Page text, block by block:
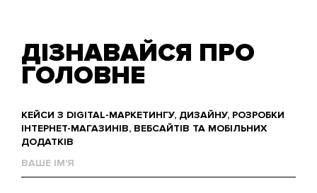
ДІЗНАВАЙСЯ ПРО
ГОЛОВНЕ
КЕЙСИ З DIGITAL-МАРКЕТИНГУ, ДИЗАЙНУ, РОЗРОБКИ
ІНТЕРНЕТ-МАГАЗИНІВ, ВЕБСАЙТІВ ТА МОБІЛЬНИХ
ДОДАТКІВ
им'я